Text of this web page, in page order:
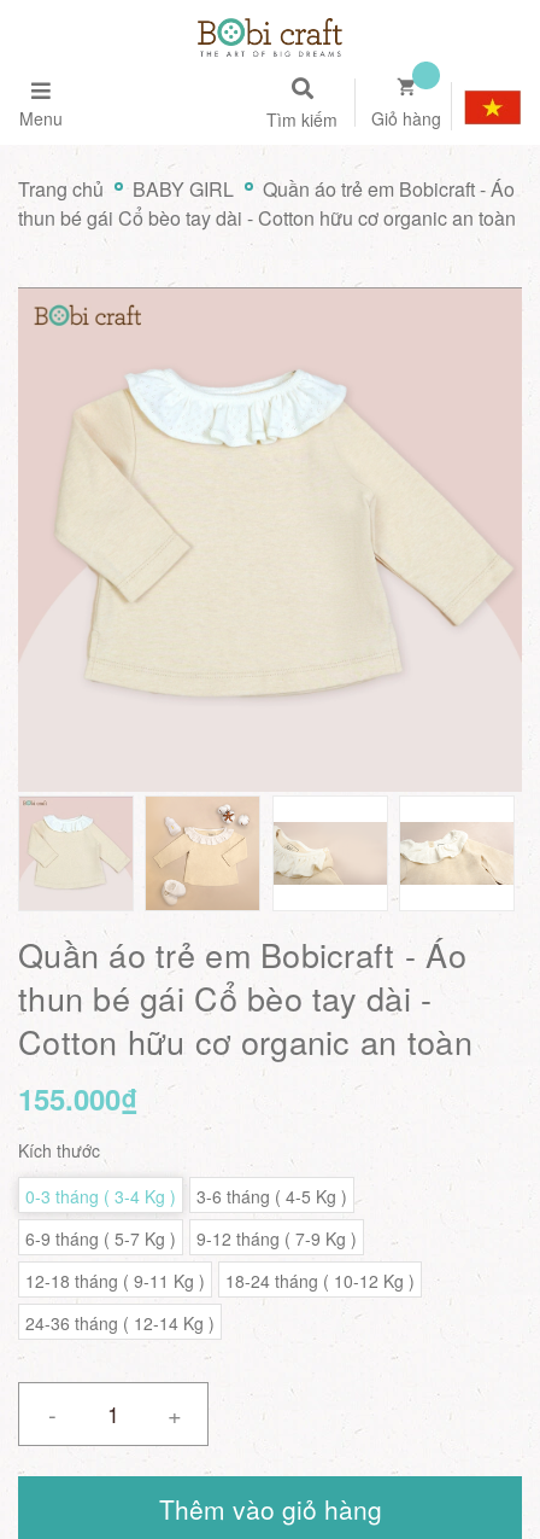
Menu Tìm kiếm Giỏ hàng
Trang chủ BABY GIRL
Quần áo trẻ em Bobicraft - Áo
thun bé gái Cổ bèo tay dài - Cotton hữu cơ organic an toàn
Quần áo trẻ em Bobicraft - Áo
thun bé gái Cổ bèo tay dài -
Cotton hữu cơ organic an toàn
155.000₫
Kích thước
0-3 tháng ( 3-4 Kg )
3-6 tháng ( 4-5 Kg )
6-9 tháng ( 5-7 Kg )
9-12 tháng ( 7-9 Kg )
12-18 tháng ( 9-11 Kg )
18-24 tháng ( 10-12 Kg )
24-36 tháng ( 12-14 Kg )
- +
Thêm vào giỏ hàng